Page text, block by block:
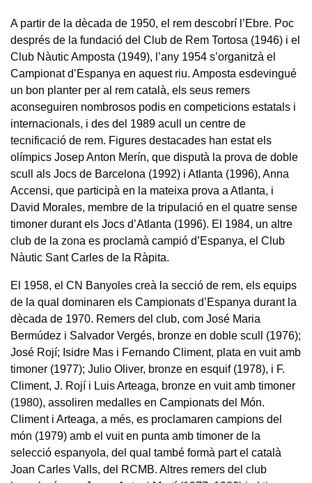
A partir de la dècada de 1950, el rem descobrí l’Ebre. Poc
després de la fundació del Club de Rem Tortosa (1946) i el
Club Nàutic Amposta (1949), l’any 1954 s’organitzà el
Campionat d’Espanya en aquest riu. Amposta esdevingué
un bon planter per al rem català, els seus remers
aconseguiren nombrosos podis en competicions estatals i
internacionals, i des del 1989 acull un centre de
tecnificació de rem. Figures destacades han estat els
olímpics Josep Anton Merín, que disputà la prova de doble
scull als Jocs de Barcelona (1992) i Atlanta (1996), Anna
Accensi, que participà en la mateixa prova a Atlanta, i
David Morales, membre de la tripulació en el quatre sense
timoner durant els Jocs d’Atlanta (1996). El 1984, un altre
club de la zona es proclamà campió d’Espanya, el Club
Nàutic Sant Carles de la Ràpita.
El 1958, el CN Banyoles creà la secció de rem, els equips
de la qual dominaren els Campionats d’Espanya durant la
dècada de 1970. Remers del club, com José Maria
Bermúdez i Salvador Vergés, bronze en doble scull (1976);
José Rojí; Isidre Mas i Fernando Climent, plata en vuit amb
timoner (1977); Julio Oliver, bronze en esquif (1978), i F.
Climent, J. Rojí i Luis Arteaga, bronze en vuit amb timoner
(1980), assoliren medalles en Campionats del Món.
Climent i Arteaga, a més, es proclamaren campions del
món (1979) amb el vuit en punta amb timoner de la
selecció espanyola, del qual també formà part el català
Joan Carles Valls, del RCMB. Altres remers del club